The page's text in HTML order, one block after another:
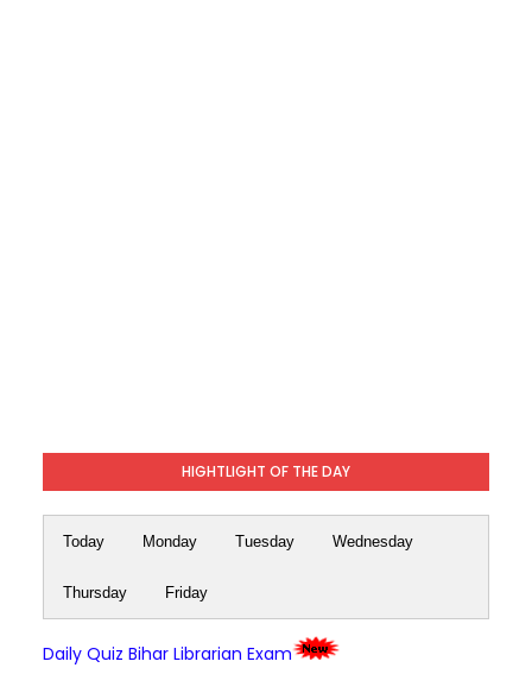
HIGHTLIGHT OF THE DAY
Today Monday Tuesday Wednesday
Thursday Friday
Daily Quiz Bihar Librarian Exam